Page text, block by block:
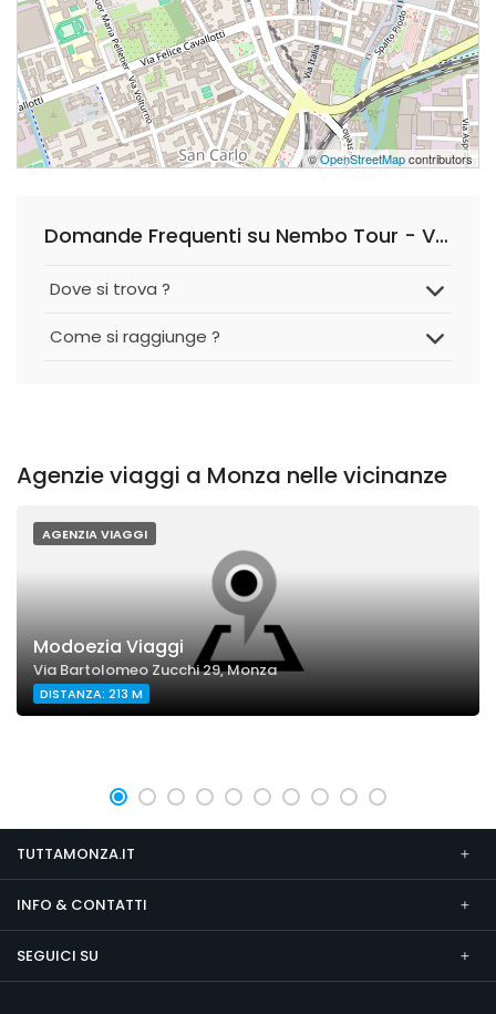
©OpenStreetMapcontributors
Domande Frequenti su Nembo Tour - Viaggi e Turismo S.a.s. di Carra' Ida e C.
Dove si trova ?
Come si raggiunge ?
Agenzie viaggi a Monza nelle vicinanze
AGENZIA VIAGGI
Modoezia Viaggi
Via Bartolomeo Zucchi 29, Monza
DISTANZA: 213 M
TUTTAMONZA.IT
INFO & CONTATTI
SEGUICI SU